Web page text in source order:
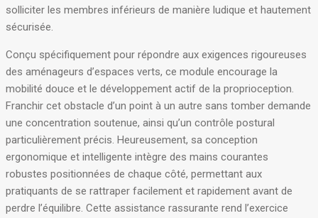
solliciter les membres inférieurs de manière ludique et hautement
sécurisée.
Conçu spécifiquement pour répondre aux exigences rigoureuses
des aménageurs d’espaces verts, ce module encourage la
mobilité douce et le développement actif de la proprioception.
Franchir cet obstacle d’un point à un autre sans tomber demande
une concentration soutenue, ainsi qu’un contrôle postural
particulièrement précis. Heureusement, sa conception
ergonomique et intelligente intègre des mains courantes
robustes positionnées de chaque côté, permettant aux
pratiquants de se rattraper facilement et rapidement avant de
perdre l’équilibre. Cette assistance rassurante rend l’exercice